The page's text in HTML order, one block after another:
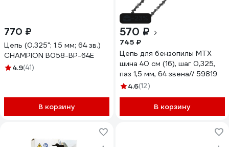
770 ₽
Цепь (0.325"; 1.5 мм; 64 зв.)
CHAMPION B058-BP-64E
4.9(41)
В корзину
570 ₽
745 ₽
Цепь для бензопилы MTX
шина 40 см (16), шаг 0,325,
паз 1,5 мм, 64 звена// 59819
4.6(12)
В корзину